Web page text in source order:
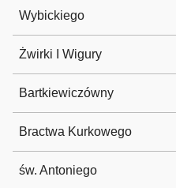
Wybickiego
Żwirki I Wigury
Bartkiewiczówny
Bractwa Kurkowego
św. Antoniego